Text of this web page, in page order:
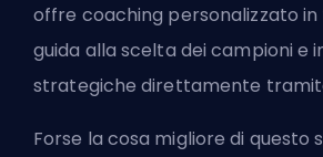
offre coaching personalizzato
guida alla scelta dei campioni e
strategiche direttamente
Forse la cosa migliore di questo